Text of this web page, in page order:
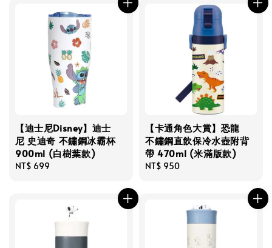
【迪士尼Disney】迪士
尼 史迪奇 不鏽鋼冰霸杯
900ml (白樹葉款)
Regular
NT$ 699
【卡通角色大賞】恐龍
不鏽鋼直飲保冷水壺附背
帶 470ml (米滿版款)
Regular
NT$ 950